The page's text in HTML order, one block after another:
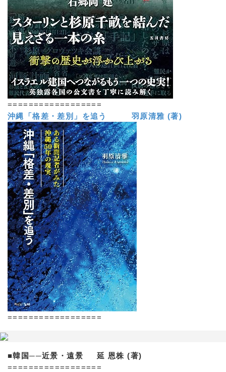
==================
沖縄「格差・差別」を追う 羽原清雅 (著)
==================
■韓国──近景・遠景 延 恩株 (著)
==================